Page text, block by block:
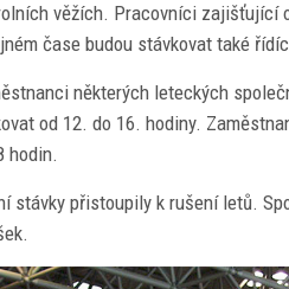
věžích. Pracovníci zajišťující
čase budou stávkovat také
některých leteckých
od 12. do 16. hodiny.
hodin.
stávky přistoupily k rušení letů.